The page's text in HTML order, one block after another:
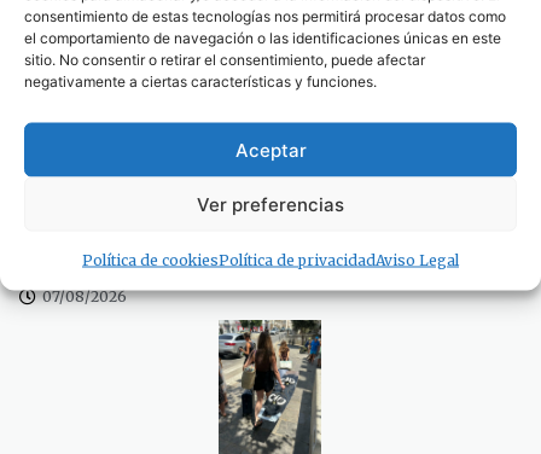
consentimiento de estas tecnologías nos permitirá procesar datos como
el comportamiento de navegación o las identificaciones únicas en este
sitio. No consentir o retirar el consentimiento, puede afectar
negativamente a ciertas características y funciones.
Aceptar
Ver preferencias
Política de cookiesPolítica de privacidadAviso Legal
Se traspasa un amplio local de 180 metros cuadrados
en pleno centro de Tarifa
07/08/2026
La piscina de Tarifa suspende temporalmente su
actividad por obras de mejora
07/08/2026